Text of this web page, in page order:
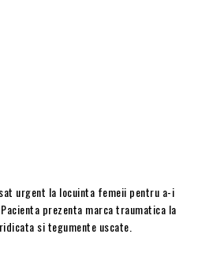
urgent la locuinta femeii pentru a-i
prezenta marca traumatica la
si tegumente uscate.